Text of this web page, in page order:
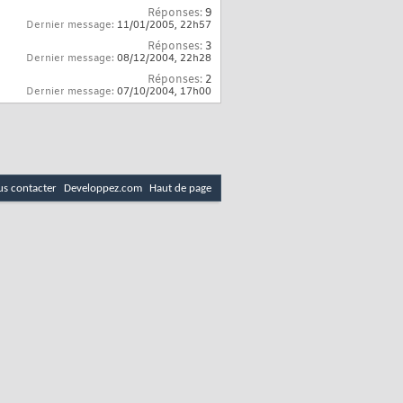
Réponses:9
Dernier message: 11/01/2005, 22h57
Réponses: 3
Dernier message: 08/12/2004, 22h28
Réponses: 2
Dernier message: 07/10/2004, 17h00
contacter Developpez.com Haut de page